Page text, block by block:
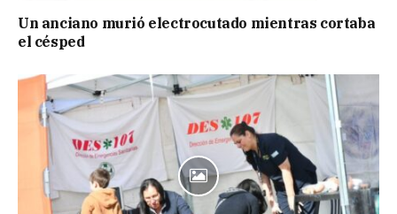
Un anciano murió electrocutado mientras cortaba
el césped